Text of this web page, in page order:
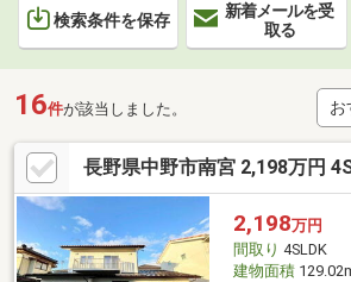
検索条件を保存
新着メールを受
取る
16件が該当しました。
長野県中野市南宮 2,198万円
2,198万円
間取り 4SLDK
建物面積